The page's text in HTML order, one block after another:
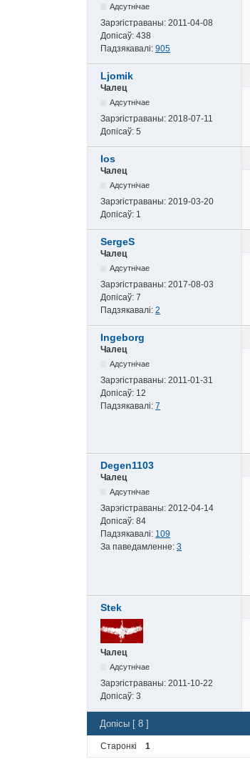
Адсутнічае
Зарэгістраваны: 2011-04-08
Допісаў: 438
Падзякавалі: 905
Ljomik
Чалец
Адсутнічае
Зарэгістраваны: 2018-07-11
Допісаў: 5
los
Чалец
Адсутнічае
Зарэгістраваны: 2019-03-20
Допісаў: 1
SergeS
Чалец
Адсутнічае
Зарэгістраваны: 2017-08-03
Допісаў: 7
Падзякавалі: 2
Ingeborg
Чалец
Адсутнічае
Зарэгістраваны: 2011-01-31
Допісаў: 12
Падзякавалі: 7
Degen1103
Чалец
Адсутнічае
Зарэгістраваны: 2012-04-14
Допісаў: 84
Падзякавалі: 109
За паведамленне: 3
Stek
Чалец
Адсутнічае
Зарэгістраваны: 2011-10-22
Допісаў: 3
Допісы [ 8 ]
Старонкі 1